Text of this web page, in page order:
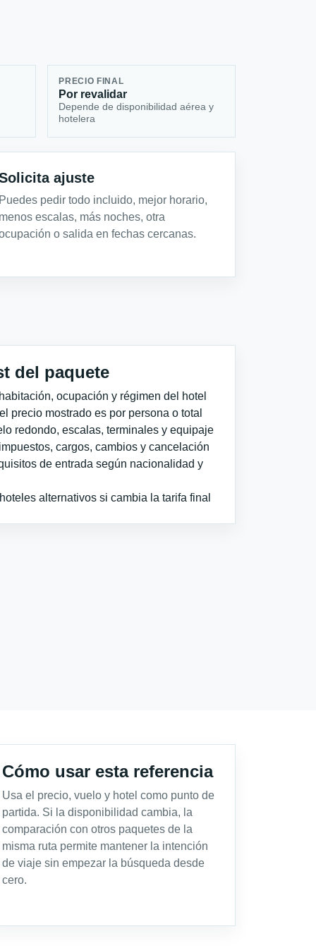
PRECIO FINAL
Por revalidar
Depende de disponibilidad aérea y
hotelera
ajuste
pedir todo incluido, mejor horario,
escalas, más noches, otra
o salida en fechas cercanas.
del paquete
ocupación y régimen del hotel
precio mostrado es por persona o total
redondo, escalas, terminales y equipaje
cargos, cambios y cancelación
de entrada según nacionalidad y
alternativos si cambia la tarifa final
Cómo usar esta referencia
Usa el precio, vuelo y hotel como punto de
partida. Si la disponibilidad cambia, la
comparación con otros paquetes de la
misma ruta permite mantener la intención
de viaje sin empezar la búsqueda desde
cero.